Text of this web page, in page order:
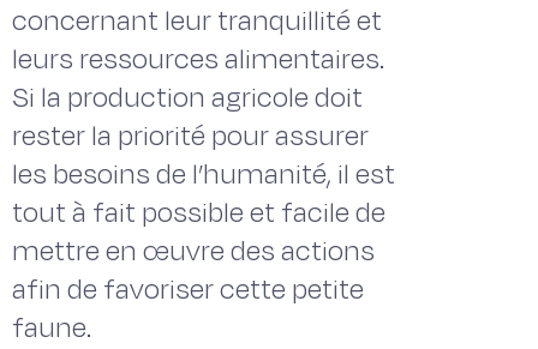
concernant leur tranquillité et
leurs ressources alimentaires.
Si la production agricole doit
rester la priorité pour assurer
les besoins de l’humanité, il est
tout à fait possible et facile de
mettre en œuvre des actions
afin de favoriser cette petite
faune.